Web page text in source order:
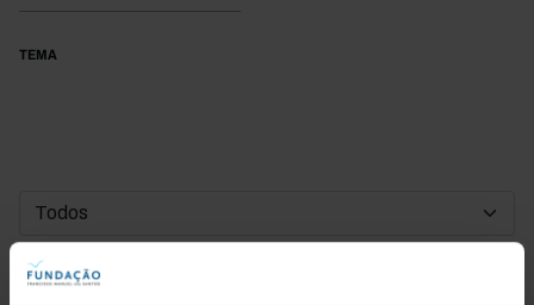
TEMA
DATA DE INÍCIO